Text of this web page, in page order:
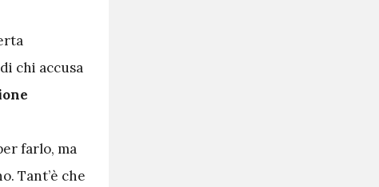
di chi accusa
farlo, ma
Tant’è che